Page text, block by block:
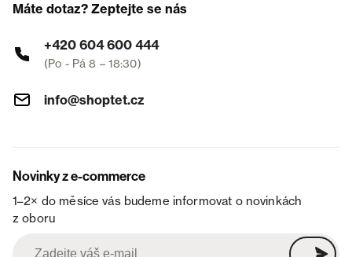
Máte dotaz? Zeptejte se nás
+420 604 600 444
(Po - Pá 8 – 18:30)
info@shoptet.cz
Novinky z e-commerce
1–2× do měsíce vás budeme informovat o novinkách
z oboru